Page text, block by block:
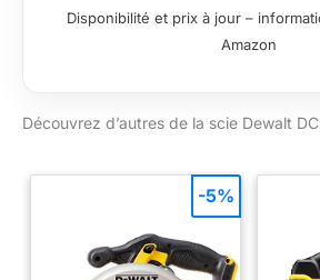
Disponibilité et prix à jour –
Amazon
Découvrez d’autres de la scie Dewalt
-5%